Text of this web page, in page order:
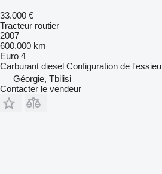
33.000 €
Tracteur routier
2007
600.000 km
Euro 4
Carburant diesel Configuration de l'essieu
Géorgie, Tbilisi
Contacter le vendeur